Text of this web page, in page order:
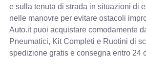
e sulla tenuta di strada in situazioni di
nelle manovre per evitare ostacoli
Auto.it puoi acquistare comodamente
Pneumatici, Kit Completi e Ruotini di
spedizione gratis e consegna entro 24